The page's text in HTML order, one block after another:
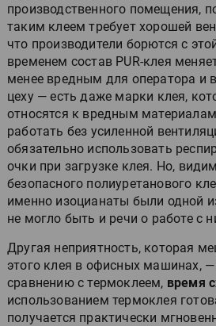
производственного помещения,
таким клеем требует хорошей
что производители борются с
временем состав PUR-клея
менее вредным для оператора и
цеху — есть даже марки клея,
относятся к вредным
работать без усиленной
обязательно использовать
очки при загрузке клея. Но,
безопасного полиуретанового
именно изоцианаты были одной
не могло быть и речи о работе с
Другая неприятность, которая
этого клея в офисных машинах,
сравнению с термоклеем, время
использованием термоклея
получается практически